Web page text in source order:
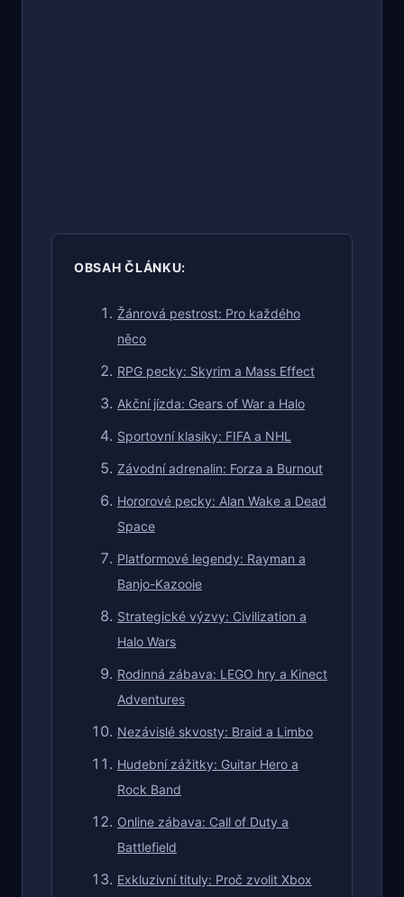
OBSAH ČLÁNKU:
Žánrová pestrost: Pro každého
něco
RPG pecky: Skyrim a Mass Effect
Akční jízda: Gears of War a Halo
Sportovní klasiky: FIFA a NHL
Závodní adrenalin: Forza a Burnout
Hororové pecky: Alan Wake a Dead
Space
Platformové legendy: Rayman a
Banjo-Kazooie
Strategické výzvy: Civilization a
Halo Wars
Rodinná zábava: LEGO hry a Kinect
Adventures
Nezávislé skvosty: Braid a Limbo
Hudební zážitky: Guitar Hero a
Rock Band
Online zábava: Call of Duty a
Battlefield
Exkluzivní tituly: Proč zvolit Xbox